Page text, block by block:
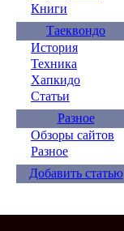
Книги
Таеквондо
История
Техника
Хапкидо
Статьи
Разное
Обзоры сайтов
Разное
Добавить статью